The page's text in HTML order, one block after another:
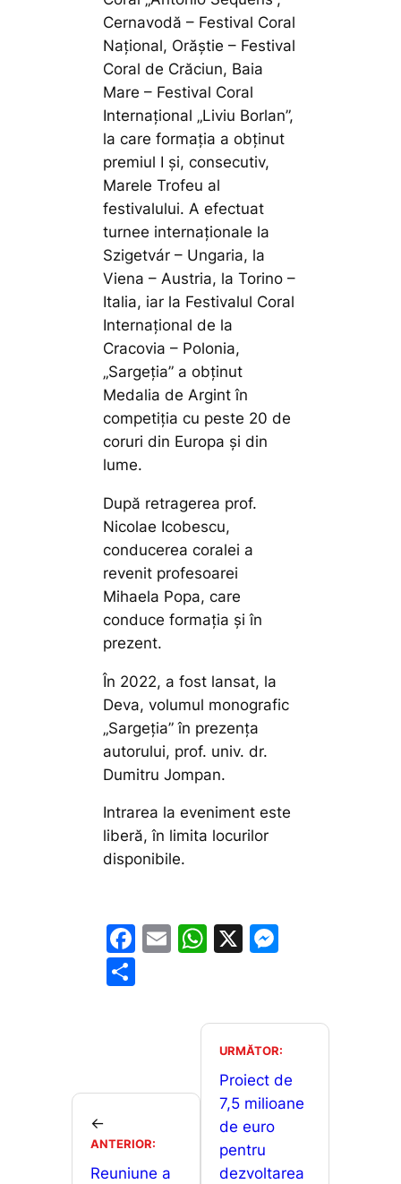
Cernavodă – Festival Coral
Național, Orăștie – Festival
Coral de Crăciun, Baia
Mare – Festival Coral
Internațional „Liviu Borlan”,
la care formația a obținut
premiul I și, consecutiv,
Marele Trofeu al
festivalului. A efectuat
turnee internaționale la
Szigetvár – Ungaria, la
Viena – Austria, la Torino –
Italia, iar la Festivalul Coral
Internațional de la
Cracovia – Polonia,
„Sargeția” a obținut
Medalia de Argint în
competiția cu peste 20 de
coruri din Europa și din
lume.
După retragerea prof.
Nicolae Icobescu,
conducerea coralei a
revenit profesoarei
Mihaela Popa, care
conduce formația și în
prezent.
În 2022, a fost lansat, la
Deva, volumul monografic
„Sargeția” în prezența
autorului, prof. univ. dr.
Dumitru Jompan.
Intrarea la eveniment este
liberă, în limita locurilor
disponibile.
F
k
E
W
s
A
p
p
X
s
e
n
g
a
ă
←
ANTERIOR:
Reuniune a
URMĂTOR:
Proiect de
7,5 milioane
de euro
pentru
dezvoltarea